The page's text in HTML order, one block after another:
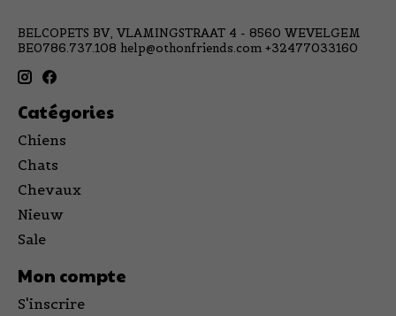
BELCOPETS BV, VLAMINGSTRAAT 4 - 8560 WEVELGEM
BE0786.737.108 help@othonfriends.com +32477033160
Catégories
Chiens
Chats
Chevaux
Nieuw
Sale
Mon compte
S'inscrire